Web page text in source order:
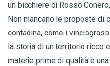
un bicchiere di Rosso
Non mancano le proposte di
contadina, come i
la storia di un territorio ricco
materie prime di qualità è